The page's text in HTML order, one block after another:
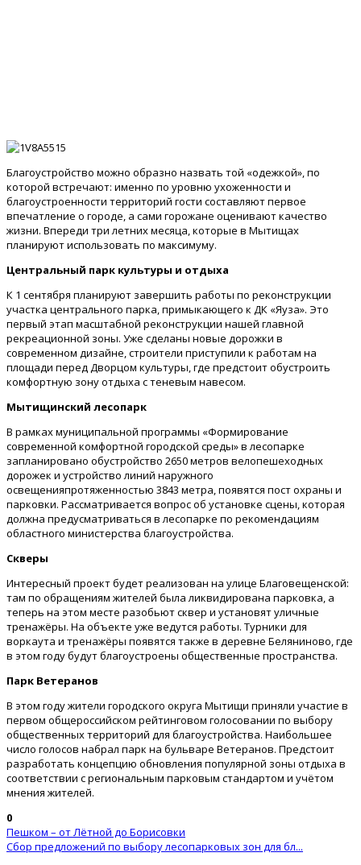
Благоустройство можно образно назвать той «одежкой», по
которой встречают: именно по уровню ухоженности и
благоустроенности территорий гости составляют первое
впечатление о городе, а сами горожане оценивают качество
жизни. Впереди три летних месяца, которые в Мытищах
планируют использовать по максимуму.
Центральный парк культуры и отдыха
К 1 сентября планируют завершить работы по реконструкции
участка центрального парка, примыкающего к ДК «Яуза». Это
первый этап масштабной реконструкции нашей главной
рекреационной зоны. Уже сделаны новые дорожки в
современном дизайне, строители приступили к работам на
площади перед Дворцом культуры, где предстоит обустроить
комфортную зону отдыха с теневым навесом.
Мытищинский лесопарк
В рамках муниципальной программы «Формирование
современной комфортной городской среды» в лесопарке
запланировано обустройство 2650 метров велопешеходных
дорожек и устройство линий наружного
освещенияпротяженностью 3843 метра, появятся пост охраны и
парковки. Рассматривается вопрос об установке сцены, которая
должна предусматриваться в лесопарке по рекомендациям
областного министерства благоустройства.
Скверы
Интересный проект будет реализован на улице Благовещенской:
там по обращениям жителей была ликвидирована парковка, а
теперь на этом месте разобьют сквер и установят уличные
тренажёры. На объекте уже ведутся работы. Турники для
воркаута и тренажёры появятся также в деревне Беляниново, где
в этом году будут благоустроены общественные пространства.
Парк Ветеранов
В этом году жители городского округа Мытищи приняли участие в
первом общероссийском рейтинговом голосовании по выбору
общественных территорий для благоустройства. Наибольшее
число голосов набрал парк на бульваре Ветеранов. Предстоит
разработать концепцию обновления популярной зоны отдыха в
соответствии с региональным парковым стандартом и учётом
мнения жителей.
0
Пешком – от Лётной до Борисовки
Сбор предложений по выбору лесопарковых зон для бл...